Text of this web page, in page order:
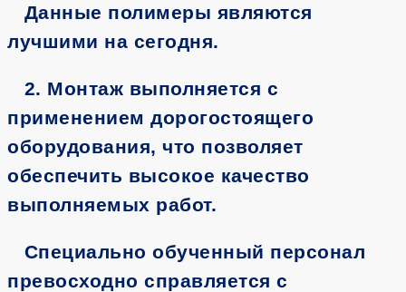
Данные полимеры являются
лучшими на сегодня.
2. Монтаж выполняется с
применением дорогостоящего
оборудования, что позволяет
обеспечить высокое качество
выполняемых работ.
Специально обученный персонал
превосходно справляется с